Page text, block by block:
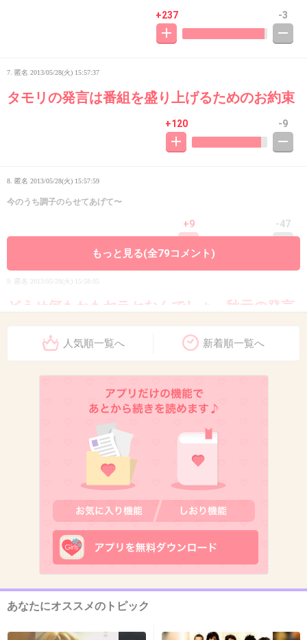
+237 -3
7. 匿名 2013/05/28(火) 15:57:37
タモリの発言は番組を盛り上げるためのお約束
+120 -9
8. 匿名 2013/05/28(火) 15:57:59
今のうち調子のらせてあげて〜
+9 -47
9. 匿名 2013/05/28(火) 15:58:05
どうせ何もかもヤラセなんでしょ。秋元の発言
秋元康氏が総選挙語る 指原は「校内マラソン一周目だけトップ」
+85
2013/05/28(火) 15:58:34
こんなブスが１位なんて有り得ない
+210
11. 匿名2013/05/28(火) 15:59:02
>>タモリは「絶対不正が行われている。（投票
もっと見る(全79コメント)
人気順一覧へ 新着順一覧へ
あなたにオススメのトピック